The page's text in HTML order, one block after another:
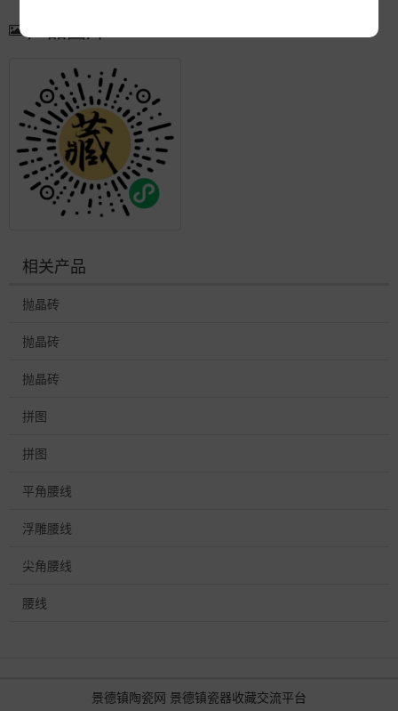
产品图片
相关产品
抛晶砖
抛晶砖
抛晶砖
拼图
拼图
平角腰线
浮雕腰线
尖角腰线
腰线
景德镇陶瓷网 景德镇瓷器收藏交流平台